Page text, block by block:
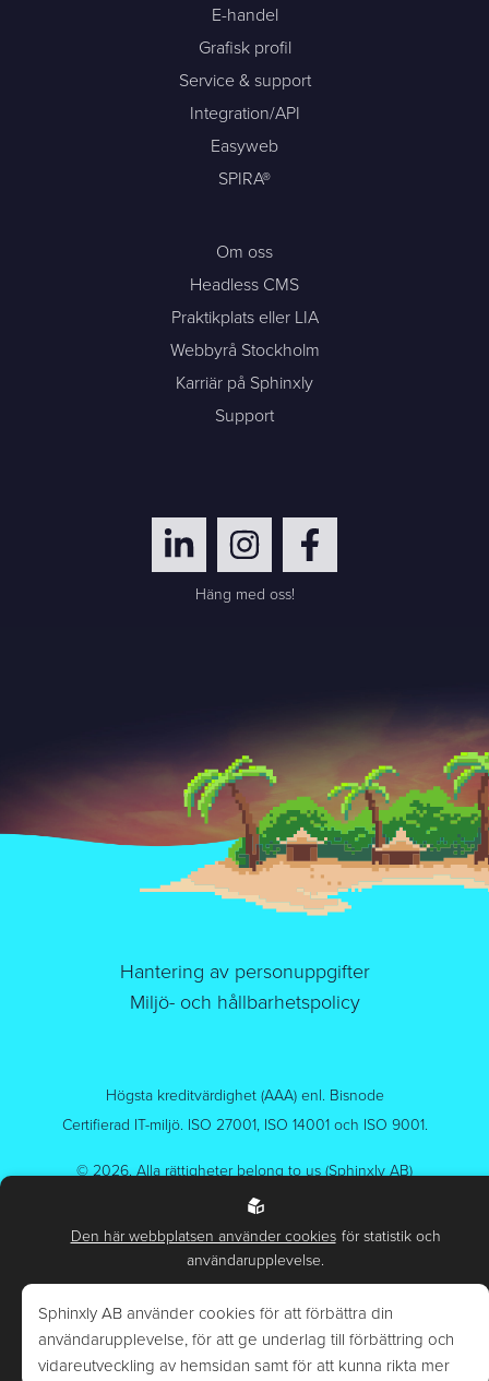
E-handel
Grafisk profil
Service & support
Integration/API
Easyweb
SPIRA®
Om oss
Headless CMS
Praktikplats eller LIA
Webbyrå Stockholm
Karriär på Sphinxly
Support
Häng med oss!
Hantering av personuppgifter
Miljö- och hållbarhetspolicy
Högsta kreditvärdighet (AAA) enl. Bisnode
Certifierad IT-miljö. ISO 27001, ISO 14001 och ISO 9001.
© 2026.Alla rättigheter belong to us (Sphinxly AB)
Den här webbplatsen använder cookies för statistik och
användarupplevelse.
Sphinxly AB använder cookies för att förbättra din
användarupplevelse, för att ge underlag till förbättring och
vidareutveckling av hemsidan samt för att kunna rikta mer